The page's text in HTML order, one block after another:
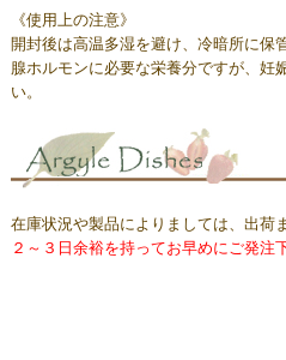
《使用上の注意》
開封後は高温多湿を避け、冷暗所に保
腺ホルモンに必要な栄養分ですが、妊
い。
在庫状況や製品によりましては、出荷
２～３日余裕を持ってお早めにご発注